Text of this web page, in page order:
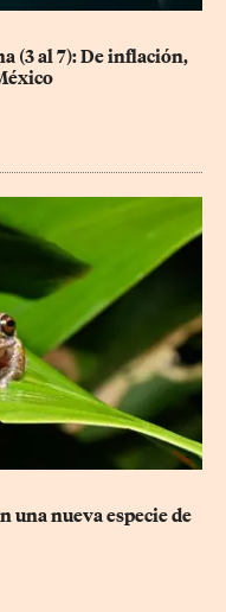
(3 al 7): De inflación,
una nueva especie de